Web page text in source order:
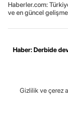
Haberler.com:
ve en güncel
Haber: Derbide
Gizlilik ve çerez